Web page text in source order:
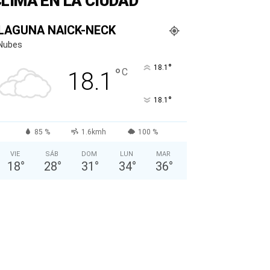
NAICK-NECK
18.1 °C 18.1 °
18.1 °
85 % 1.6kmh 100 %
VIE
18°
SÁB
28°
DOM
31 °
LUN
34°
MAR
36°